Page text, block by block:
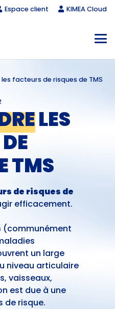
Espace client KIMEA Cloud
facteurs de risques de TMS
LES
TMS
de risques de
efficacement.
(communément
un large
niveau articulaire
vaisseaux,
est due à une
de risque.